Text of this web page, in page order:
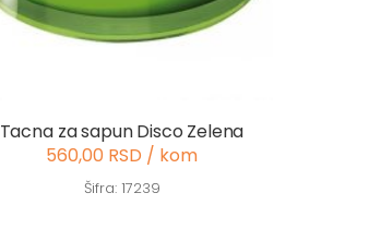
Tacna za sapun Disco Zelena
560,00 RSD / kom
Šifra: 17239